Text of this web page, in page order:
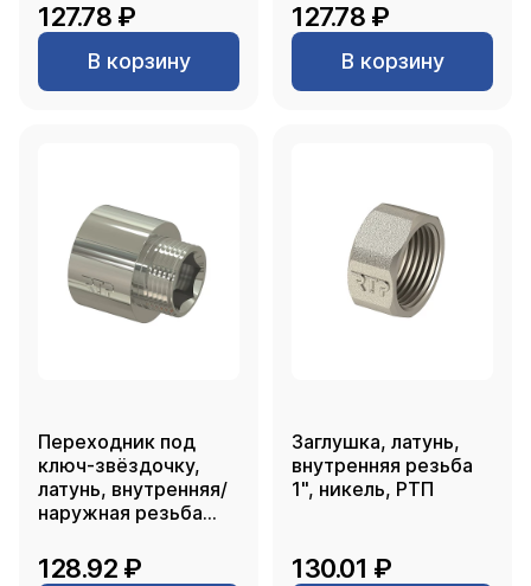
127.78 ₽
В корзину
127.78 ₽
В корзину
Переходник под
ключ-звёздочку,
латунь, внутренняя/
наружная резьба
никель, RTP
128.92 ₽
Заглушка, латунь,
внутренняя резьба
1", никель, РТП
130.01 ₽